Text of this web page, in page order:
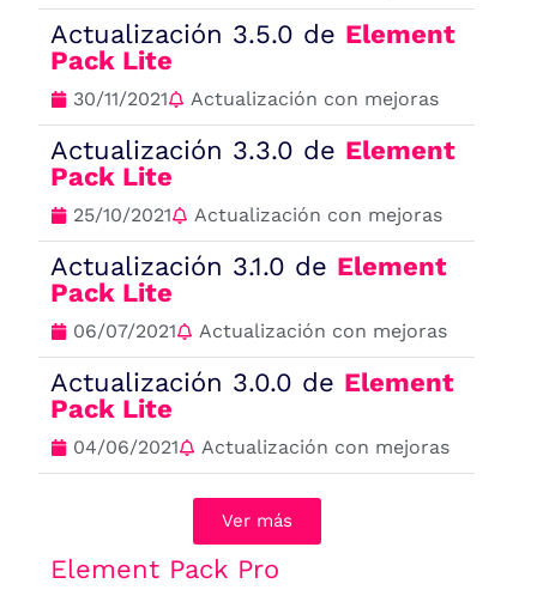
Actualización 3.5.0 de Element
Pack Lite
30/11/2021 Actualización con mejoras
Actualización 3.3.0 de Element
Pack Lite
25/10/2021 Actualización con mejoras
Actualización 3.1.0 de Element
Pack Lite
06/07/2021 Actualización con mejoras
Actualización 3.0.0 de Element
Pack Lite
04/06/2021 Actualización con mejoras
Ver más
Element Pack Pro